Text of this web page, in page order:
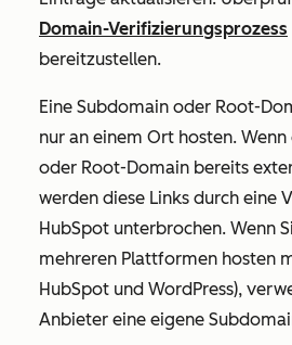
Domain-Verifizierungsprozess
bereitzustellen.
Eine Subdomain oder Root-
nur an einem Ort hosten.
oder Root-Domain bereits
werden diese Links durch eine
HubSpot unterbrochen. Wenn
mehreren Plattformen hosten
HubSpot und WordPress),
Anbieter eine eigene